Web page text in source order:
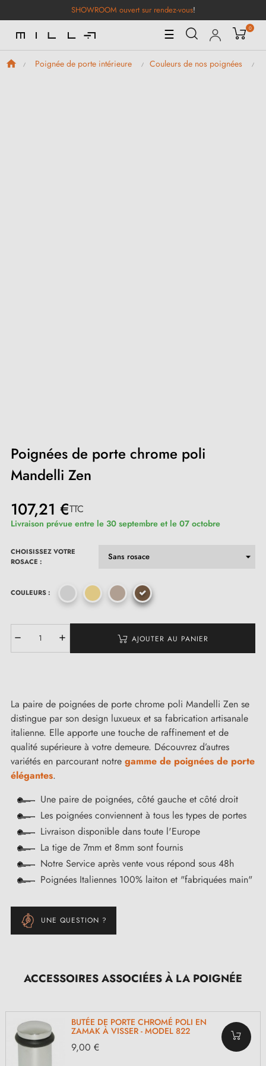
SHOWROOM ouvert sur rendez-vous!
Basculer
la
navigation
☰ 0
Poignée de porte intérieure Couleurs de nos poignées
Poignées de porte chrome poli
Mandelli Zen
107,21 €TTC
Livraison prévue entre le 30 septembre et le 07 octobre
CHOISISSEZ VOTRE
ROSACE :
COULEURS :
AJOUTER AU PANIER
La paire de poignées de porte chrome poli Mandelli Zen se
distingue par son design luxueux et sa fabrication artisanale
italienne. Elle apporte une touche de raffinement et de
qualité supérieure à votre demeure. Découvrez d’autres
variétés en parcourant notre gamme de poignées de porte
élégantes.
Une paire de poignées, côté gauche et côté droit
Les poignées conviennent à tous les types de portes
Livraison disponible dans toute l'Europe
La tige de 7mm et 8mm sont fournis
Notre Service après vente vous répond sous 48h
Poignées Italiennes 100% laiton et "fabriquées main"
UNE QUESTION ?
ACCESSOIRES ASSOCIÉES À LA POIGNÉE
BUTÉE DE PORTE CHROMÉ POLI EN
ZAMAK À VISSER - MODEL 822
9,00 €